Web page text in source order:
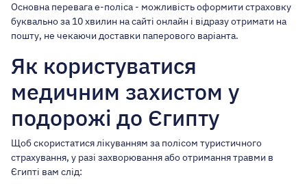
Основна перевага e-поліса - можливість оформити страховку
буквально за 10 хвилин на сайті онлайн і відразу отримати на
пошту, не чекаючи доставки паперового варіанта.
Як користуватися
медичним захистом у
подорожі до Єгипту
Щоб скористатися лікуванням за полісом туристичного
страхування, у разі захворювання або отримання травми в
Єгипті вам слід: